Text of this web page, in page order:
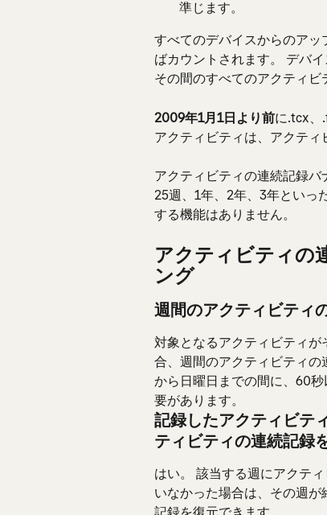
準じます。
すべてのデバイスからのア
ばカウントされます。 デバ
その間のすべてのアクティビ
2009年1月1日より前に.tcx、
アクティビティは、アクティ
アクティビティの連続記録バ
25週、1年、2年、3年といっ
する機能はありません。
アクティビティの
ング
週間のアクティビティ
対象となるアクティビティ
合、週間のアクティビティ
から日曜日までの間に、60
要があります。
記録したアクティビテ
ティビティの連続記録
はい。 該当する週にアクテ
いなかった場合は、その週